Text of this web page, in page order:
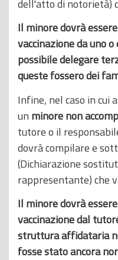
dell'atto di notorietà)
Il minore dovrà
vaccinazione da uno
possibile delegare
queste fossero dei
Infine, nel caso in cui
un minore non
tutore o il
dovrà compilare e
(Dichiarazione
rappresentante) che
Il minore dovrà
vaccinazione dal
struttura affidataria
fosse stato ancora